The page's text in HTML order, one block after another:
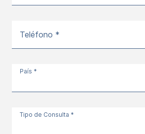
Teléfono *
País *
Tipo de Consulta *